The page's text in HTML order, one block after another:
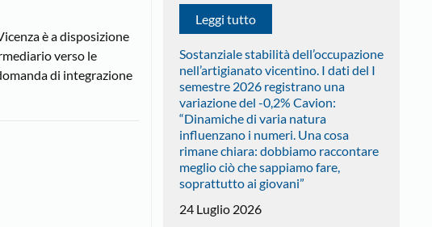
è a disposizione
verso le
di integrazione
Leggi tutto
Sostanziale stabilità dell’occupazione
nell’artigianato vicentino. I dati del I
semestre 2026 registrano una
variazione del -0,2% Cavion:
“Dinamiche di varia natura
influenzano i numeri. Una cosa
rimane chiara: dobbiamo raccontare
meglio ciò che sappiamo fare,
soprattutto ai giovani”
24 Luglio 2026